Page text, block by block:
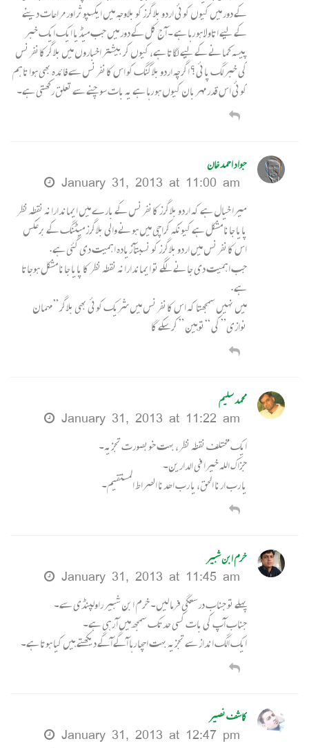
کے دور میں کیوں کوئی اردو بلاگرز کو بلاوجہ میں ایکسپوثر اور مراعات دینے
کے لیے اتاولا ہو رہا ہے ۔ آج کل کے دور میں جب میڈیا ایک ایک خبر
پیسہ کمانے کے لیے لگاتا ہے، کیوں کر بیشتر اخباروں میں بلاگر کانفرنس
کی خبر لگ پائی؟ اگرچہ اردو بلاگنگ کو اس کانفرنس سے فائدہ بھی ہوا تاہم
کوئی اس قدر مہربان کیوں ہو رہا ہے یہ بات سوچنے سے تعلق رکھتی ہے۔
جواد احمد خان
January 31, 2013 at 11:00 am
میرا خیال ہے کہ اردو بلاگرز کانفرنس کے بارے میں ایماندارانہ نقطہ نظر
پایا جانا مشکل ہے کیونکہ کراچی میں ہونے والی بلاگرز میٹنگ کے برعکس
اس کانفرنس میں اردو بلاگرز کو نسبتآ زیادہ اہمیت دی گئی ہے.
جب اہمیت دی جانے لگے تو ایماندارانہ نقطہ نظر کا پایا جانا مشکل ہوجاتا
ہے.
میں نہیں سمجھتا کہ اس کانفرنس میں شریک کوئی بھی بلاگر ” مہمان
نوازی” کی “توہین ” کرسکے گا
محمد سلیم
January 31, 2013 at 11:22 am
ایک مختلف نقطہ نظر، بہت خوبصورت تجزیہ۔
جزاک اللہ خیرا فی الدارین۔
یا رب ارنا الحق، یا رب اھدنا الصراط المستقیم۔
خرم ابن شبیر
January 31, 2013 at 11:45 am
پہلے تو جناب درستگی فرما لیں۔ خرم ابن شبیر راولپنڈی سے۔
جناب آپ کی بات کسی حد تک سمجھ میں آ رہی ہے۔
ایک الگ انداز سے تجزیہ بہت اچھا رہا آگے آگے دیکھتے ہیں کیا ہوتا ہے۔
کاشف نصیر
January 31, 2013 at 12:47 pm